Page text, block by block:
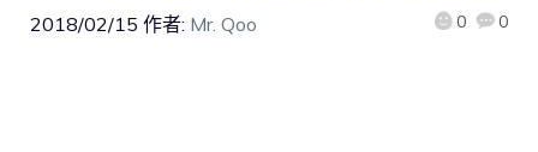
2018/02/15 作者: Mr. Qoo 0 0